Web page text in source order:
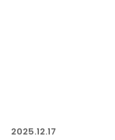
2025.12.17